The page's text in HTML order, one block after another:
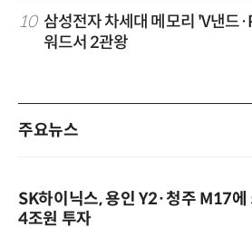
10 삼성전자 차세대 메모리 'V낸드
워드서 2관왕
주요뉴스
SK하이닉스, 용인 Y2·청주 M17에
4조원 투자